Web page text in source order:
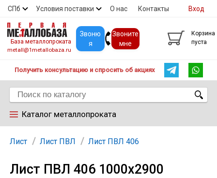
СПб Условия поставки О нас Контакты
Скидки Прайс Покупателям
Вход
База металлопроката
metall@1metallobaza.ru
Звоню
я
Звоните
мне
Корзина
пуста
Получить консультацию и спросить об акциях
Каталог металлопроката
Арматура
Труба профильная
Лист Лист ПВЛ Лист ПВЛ 406
Лист ПВЛ 406 1000х2900